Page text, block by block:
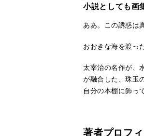
小説としても画
ああ。この誘惑は
おおきな海を渡っ
太宰治の名作が、
が融合した、珠玉
自分の本棚に飾っ
著者プロフ